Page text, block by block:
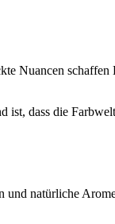
Nuancen
dass die
natürliche